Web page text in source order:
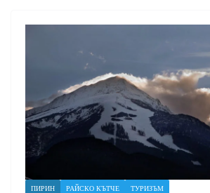
ПИРИН РАЙСКО КЪТЧЕ ТУРИЗЪМ